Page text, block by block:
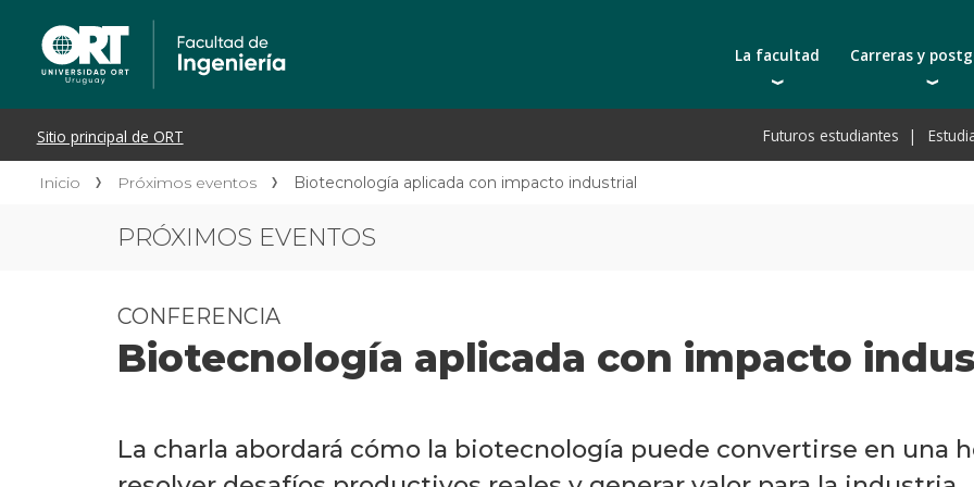
La facultad
Autoridades
Docentes | Escuela de Ingeniería
Carreras y
Carreras
Tecnicaturas
Futuros estudiantes
Inicio Próximos eventos Biotecnología aplicada con impacto industrial
PRÓXIMOS EVENTOS
Biotecnología aplicada con impacto
CONFERENCIA
La charla abordará cómo la biotecnología puede convertirse en una